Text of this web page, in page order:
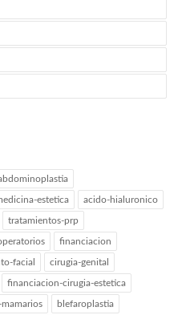
estetica acido-hialuronico
tratamientos-prp
financiacion
facial cirugia-genital
financiacion-cirugia-estetica
blefaroplastia